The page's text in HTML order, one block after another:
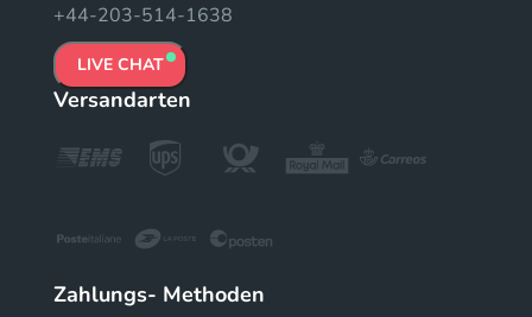
+44-203-514-1638
LIVE CHAT
Versandarten
Zahlungs- Methoden